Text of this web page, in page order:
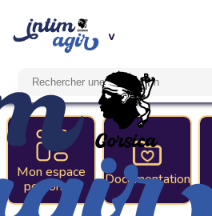
Mon espace
personnel
Documentation